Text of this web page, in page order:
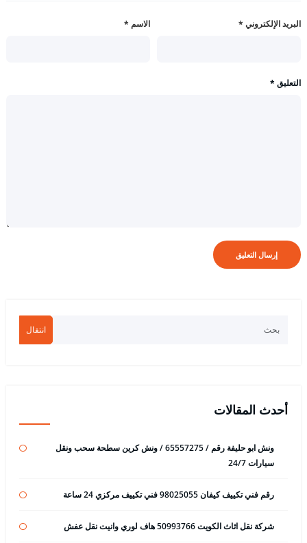
الاسم * البريد الإلكتروني *
التعليق *
انتقال
أحدث المقالات
ونش ابو حليفة رقم / 65557275 / ونش كرين سطحة سحب ونقل
سيارات 24/7
رقم فني تكييف كيفان 98025055 فني تكييف مركزي 24 ساعة
شركة نقل اثاث الكويت 50993766 هاف لوري وانيت نقل عفش